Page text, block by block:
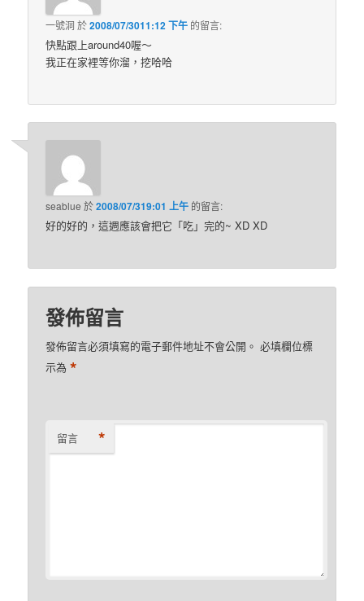
一號洞 於2008/07/3011:12 下午 的留言:
快點跟上around40喔～
我正在家裡等你溜，挖哈哈
seablue 於2008/07/319:01 上午 的留言:
好的好的，這週應該會把它「吃」完的~ XD XD
發佈留言
發佈留言必須填寫的電子郵件地址不會公開。 必填欄位標
示為*
留言 *